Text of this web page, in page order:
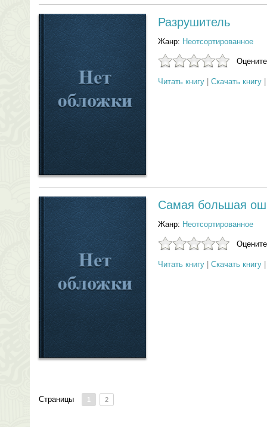
Разрушитель
Жанр: Неотсортированное
Читать книгу Скачать книгу
Самая большая
Жанр: Неотсортированное
Читать книгу Скачать книгу
Страницы 1 2